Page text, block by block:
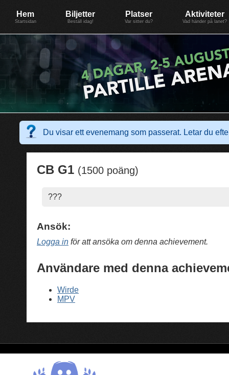
Hem
Startsidan
Biljetter
Beställ idag!
Platser
Var sitter du?
Aktiviteter
Vad händer på lanet?
Du visar ett evenemang som passerat. Letar du
CB G1 (1500 poäng)
???
Ansök:
Logga in för att ansöka om denna achievement.
Användare med denna
Wirde
MPV